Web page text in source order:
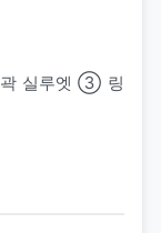
실루엣 ③ 링